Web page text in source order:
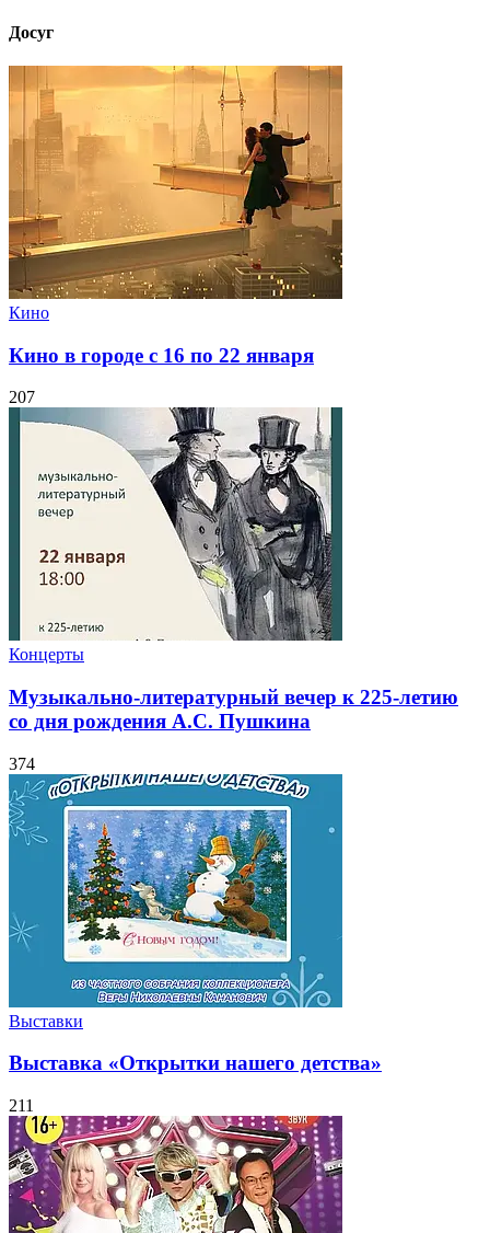
Досуг
Кино
Кино в городе с 16 по 22 января
207
Концерты
Музыкально-литературный вечер к 225-летию
со дня рождения А.С. Пушкина
374
Выставки
Выставка «Открытки нашего детства»
211